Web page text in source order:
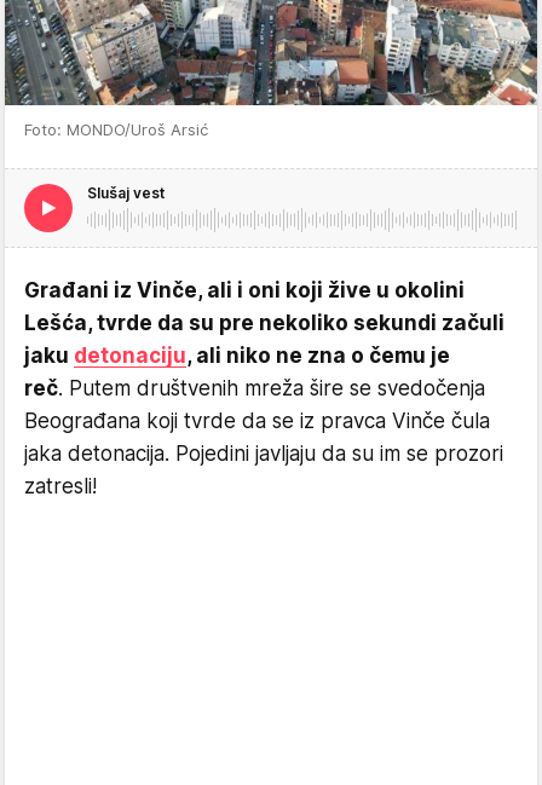
Foto: MONDO/Uroš Arsić
Slušaj vest
Građani iz Vinče, ali i oni koji žive u okolini
Lešća, tvrde da su pre nekoliko sekundi začuli
jaku detonaciju, ali niko ne zna o čemu je
reč. Putem društvenih mreža šire se svedočenja
Beograđana koji tvrde da se iz pravca Vinče čula
jaka detonacija. Pojedini javljaju da su im se prozori
zatresli!